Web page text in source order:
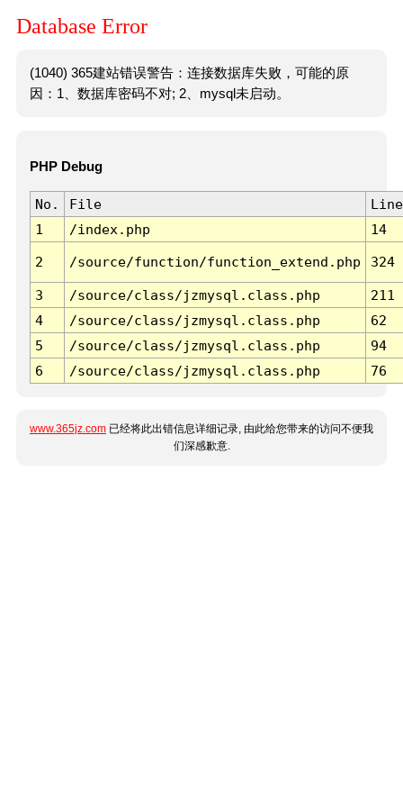
Database Error
(1040) 365建站错误警告：连接数据库失败，可能的原
因：1、数据库密码不对; 2、mysql未启动。
PHP Debug
No. File
Line
1
/index.php 14
2 /source/function/function_extend.php 324
3 /source/class/jzmysql.class.php
211
4
/source/class/jzmysql.class.php
62
5
/source/class/jzmysql.class.php
94
6
/source/class/jzmysql.class.php 76
www.365jz.com 已经将此出错信息详细记录, 由此给您带来的访问不便我
们深感歉意.